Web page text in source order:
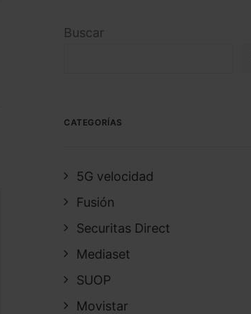
Buscar
CATEGORÍAS
5G velocidad
Fusión
Securitas Direct
Mediaset
SUOP
Movistar